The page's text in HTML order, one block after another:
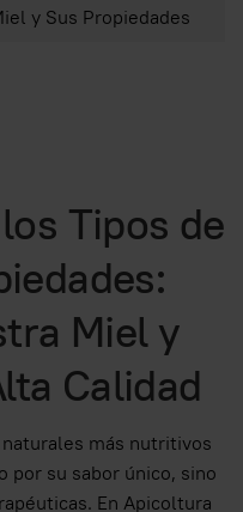
y Sus Propiedades
Tipos de
Miel y
Calidad
más nutritivos
por su sabor único, sino
En Apicoltura